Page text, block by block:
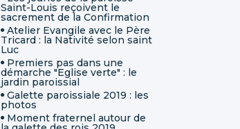
Saint-Louis reçoivent le
sacrement de la Confirmation
Atelier Evangile avec le Père
Tricard : la Nativité selon saint
Luc
Premiers pas dans une
démarche "Eglise verte" : le
jardin paroissial
Galette paroissiale 2019 : les
photos
Moment fraternel autour de